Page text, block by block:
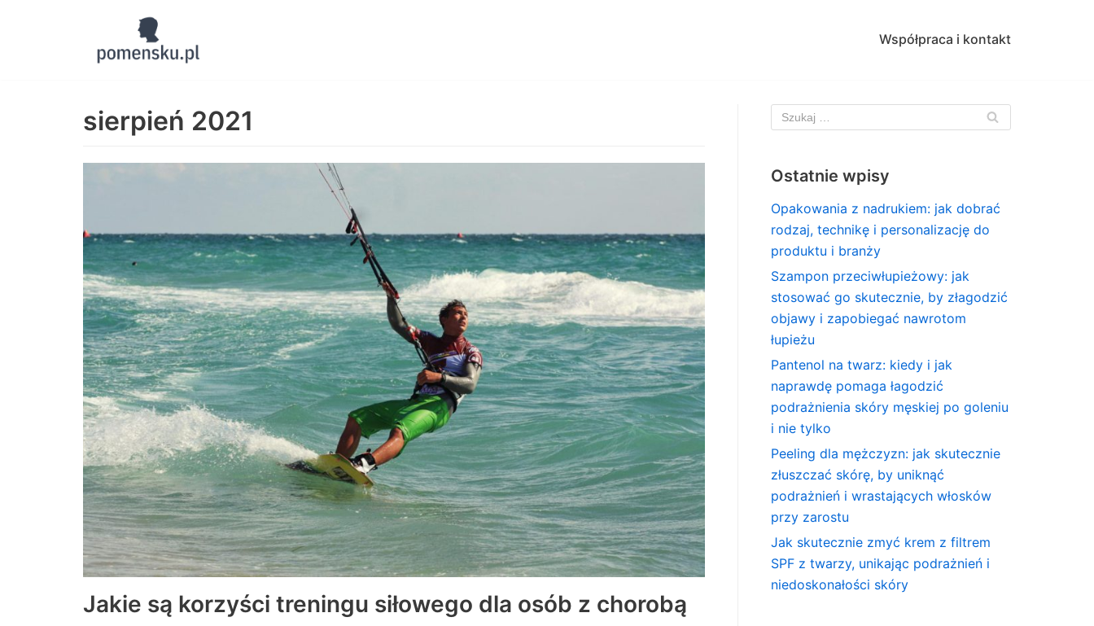
Współpraca i kontakt
sierpień 2021
Jakie są korzyści treningu siłowego dla osób z chorobą
Ostatnie wpisy
Opakowania z nadrukiem: jak dobrać
rodzaj, technikę i personalizację do
produktu i branży
Szampon przeciwłupieżowy: jak
stosować go skutecznie, by złagodzić
objawy i zapobiegać nawrotom
łupieżu
Pantenol na twarz: kiedy i jak
naprawdę pomaga łagodzić
podrażnienia skóry męskiej po goleniu
i nie tylko
Peeling dla mężczyzn: jak skutecznie
złuszczać skórę, by uniknąć
podrażnień i wrastających włosków
przy zarostu
Jak skutecznie zmyć krem z filtrem
SPF z twarzy, unikając podrażnień i
niedoskonałości skóry